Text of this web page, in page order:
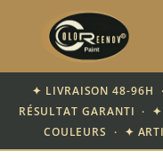
✦ LIVRAISON 48-96H
RÉSULTAT GARANTI ·
COULEURS · ✦